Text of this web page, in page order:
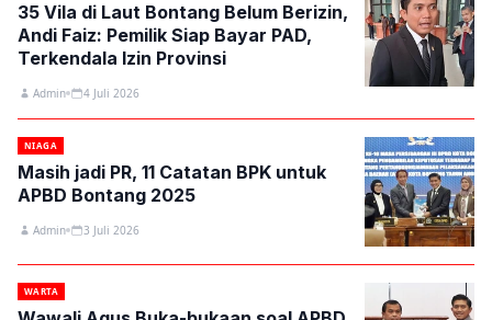
35 Vila di Laut Bontang Belum Berizin,
Andi Faiz: Pemilik Siap Bayar PAD,
Terkendala Izin Provinsi
Admin 4 Juli 2026
NIAGA
Masih jadi PR, 11 Catatan BPK untuk
APBD Bontang 2025
Admin 3 Juli 2026
WARTA